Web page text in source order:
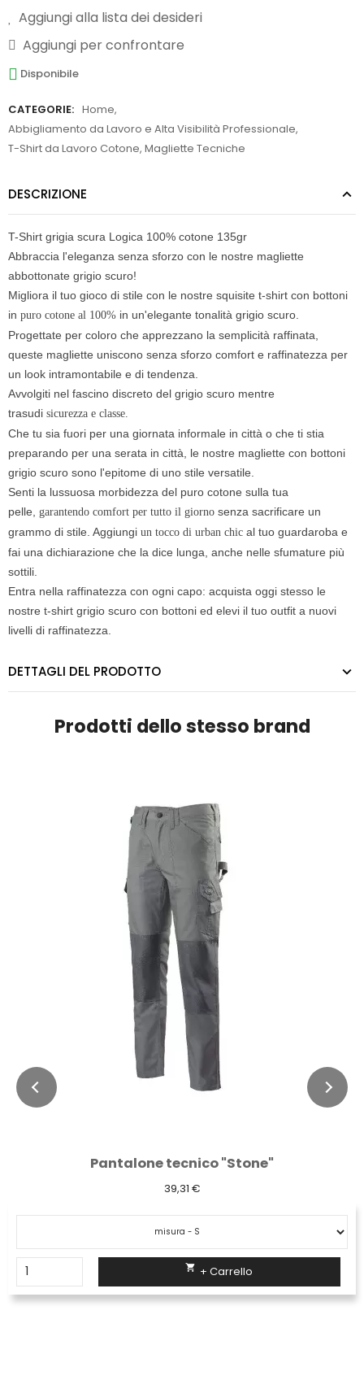
Aggiungi alla lista dei desideri
Aggiungi per confrontare
Disponibile
CATEGORIE: Home,
Abbigliamento da Lavoro e Alta Visibilità Professionale,
T-Shirt da Lavoro Cotone, Magliette Tecniche
DESCRIZIONE
T-Shirt grigia scura Logica 100% cotone 135gr
Abbraccia l'eleganza senza sforzo con le nostre magliette
abbottonate grigio scuro!
Migliora il tuo gioco di stile con le nostre squisite t-shirt con bottoni
in puro cotone al 100% in un'elegante tonalità grigio scuro.
Progettate per coloro che apprezzano la semplicità raffinata,
queste magliette uniscono senza sforzo comfort e raffinatezza per
un look intramontabile e di tendenza.
Avvolgiti nel fascino discreto del grigio scuro mentre
trasudi sicurezza e classe.
Che tu sia fuori per una giornata informale in città o che ti stia
preparando per una serata in città, le nostre magliette con bottoni
grigio scuro sono l'epitome di uno stile versatile.
Senti la lussuosa morbidezza del puro cotone sulla tua
pelle, garantendo comfort per tutto il giorno senza sacrificare un
grammo di stile. Aggiungi un tocco di urban chic al tuo guardaroba e
fai una dichiarazione che la dice lunga, anche nelle sfumature più
sottili.
Entra nella raffinatezza con ogni capo: acquista oggi stesso le
nostre t-shirt grigio scuro con bottoni ed elevi il tuo outfit a nuovi
livelli di raffinatezza.
DETTAGLI DEL PRODOTTO
Prodotti dello stesso brand
Pantalone tecnico "Stone"
39,31 €
 + Carrello